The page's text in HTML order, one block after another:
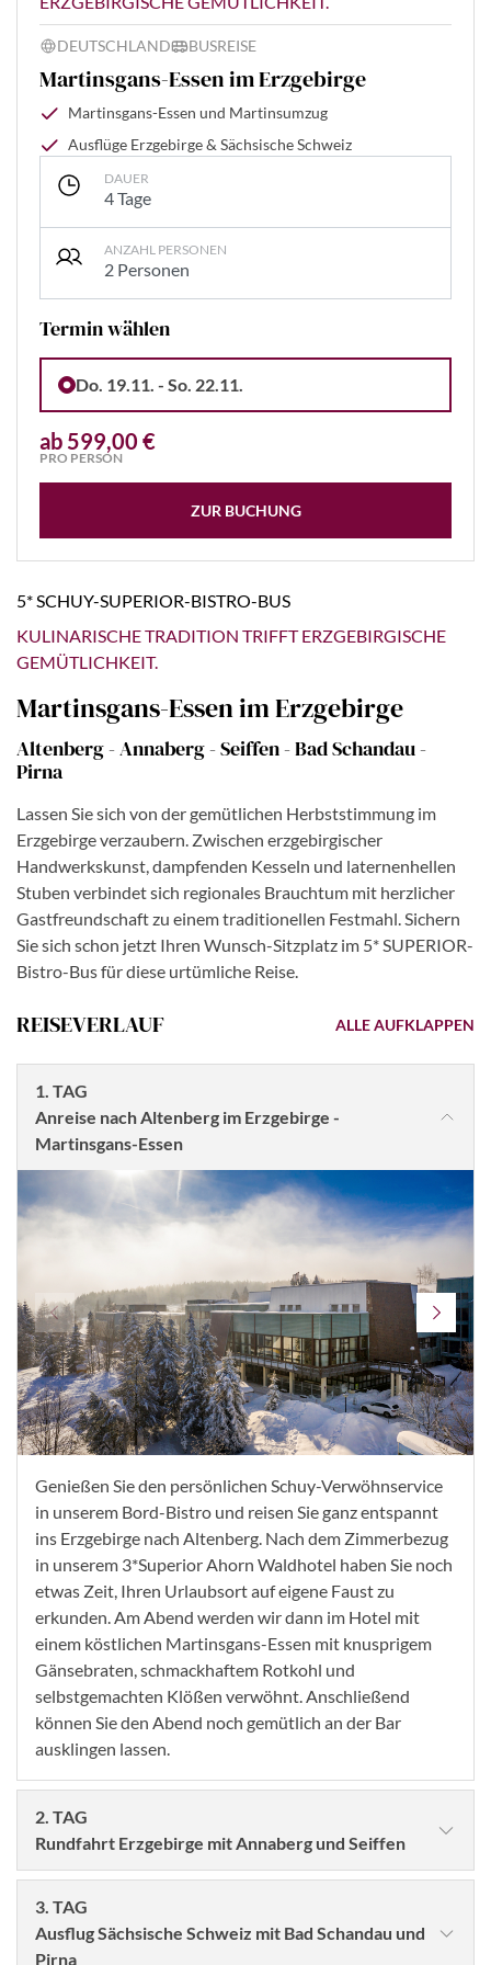
DEUTSCHLAND BUSREISE
Martinsgans-Essen im Erzgebirge
Martinsgans-Essen und Martinsumzug
Ausflüge Erzgebirge & Sächsische Schweiz
DAUER
4 Tage
ANZAHL PERSONEN
2 Personen
Termin wählen
Do. 19.11. - So. 22.11.
ab 599,00 €
PRO PERSON
ZUR BUCHUNG
5* SCHUY-SUPERIOR-BISTRO-BUS
KULINARISCHE TRADITION TRIFFT ERZGEBIRGISCHE
GEMÜTLICHKEIT.
Martinsgans-Essen im Erzgebirge
Altenberg - Annaberg - Seiffen - Bad Schandau -
Pirna
Lassen Sie sich von der gemütlichen Herbststimmung im
Erzgebirge verzaubern. Zwischen erzgebirgischer
Handwerkskunst, dampfenden Kesseln und laternenhellen
Stuben verbindet sich regionales Brauchtum mit herzlicher
Gastfreundschaft zu einem traditionellen Festmahl. Sichern
Sie sich schon jetzt Ihren Wunsch-Sitzplatz im 5* SUPERIOR-
Bistro-Bus für diese urtümliche Reise.
REISEVERLAUF ALLE AUFKLAPPEN
1. TAG
Anreise nach Altenberg im Erzgebirge -
Martinsgans-Essen
Genießen Sie den persönlichen Schuy-Verwöhnservice
in unserem Bord-Bistro und reisen Sie ganz entspannt
ins Erzgebirge nach Altenberg. Nach dem Zimmerbezug
in unserem 3*Superior Ahorn Waldhotel haben Sie noch
etwas Zeit, Ihren Urlaubsort auf eigene Faust zu
erkunden. Am Abend werden wir dann im Hotel mit
einem köstlichen Martinsgans-Essen mit knusprigem
Gänsebraten, schmackhaftem Rotkohl und
selbstgemachten Klößen verwöhnt. Anschließend
können Sie den Abend noch gemütlich an der Bar
ausklingen lassen.
2. TAG
Rundfahrt Erzgebirge mit Annaberg und Seiffen
3. TAG
Ausflug Sächsische Schweiz mit Bad Schandau und
Pirna